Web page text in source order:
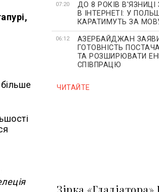
07:20
ДО 8 РОКІВ
В ІНТЕРНЕТІ: У
КАРАТИМУТЬ ЗА
06:12
АЗЕРБАЙДЖАН
ГОТОВНІСТЬ
ТА РОЗШИРЮВАТИ
СПІВПРАЦЮ
ЧИТАЙТЕ
Зірка «Гладіатора»